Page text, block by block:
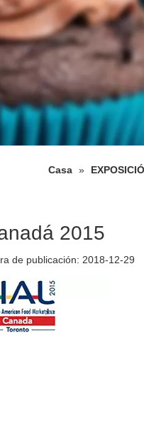
Casa »
2015
de publicación: 2018-12-